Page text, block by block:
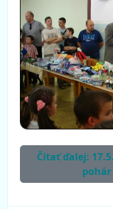
Čítať ďalej:
pohár